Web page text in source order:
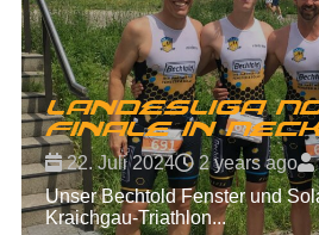
Landesliga
Finale in
22. Juli 2024
2 years ago
Unser Bechtold Fenster und
Kraichgau-Triathlon...